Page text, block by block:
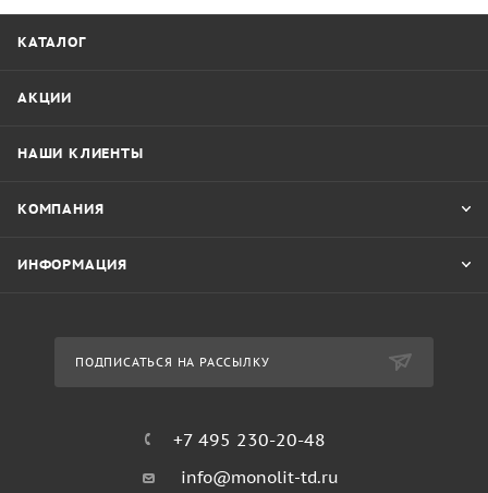
КАТАЛОГ
АКЦИИ
НАШИ КЛИЕНТЫ
КОМПАНИЯ
ИНФОРМАЦИЯ
ПОДПИСАТЬСЯ НА РАССЫЛКУ
+7 495 230-20-48
info@monolit-td.ru